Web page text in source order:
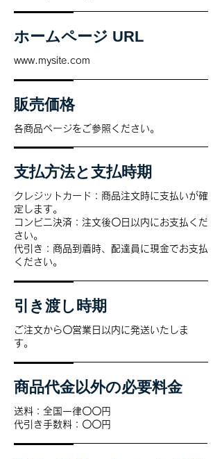
ホームページ URL
www.mysite.com
販売価格
各商品ページをご参照ください。
支払方法と支払時期
クレジットカード：商品注文時に支払いが確
定します。
コンビニ決済：注文後〇日以内にお支払くだ
さい。
代引き：商品到着時、配達員に現金でお支払
ください。
引き渡し時期
ご注文から〇営業日以内に発送いたしま
す。
商品代金以外の必要料金
送料：全国一律〇〇円
代引き手数料：〇〇円